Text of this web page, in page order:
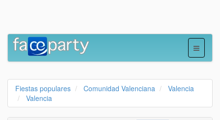
Fiestas populares Comunidad Valenciana
Valencia
Valencia